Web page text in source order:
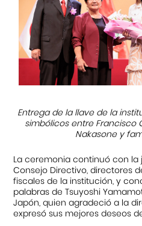
Entrega de la llave de la
simbólicos entre Francisco
Nakasone y
La ceremonia continuó con
Consejo Directivo, directores
fiscales de la institución, y
palabras de Tsuyoshi
Japón, quien agradeció a la
expresó sus mejores deseos